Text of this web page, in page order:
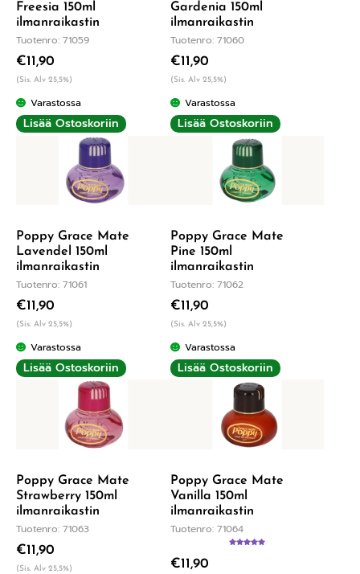
Freesia 150ml
ilmanraikastin
Tuotenro: 71059
€11,90
(Sis. Alv 25,5%)
Varastossa
Lisää Ostoskoriin
Gardenia 150ml
ilmanraikastin
Tuotenro: 71060
€11,90
(Sis. Alv 25,5%)
Varastossa
Lisää Ostoskoriin
Poppy Grace Mate
Lavendel 150ml
ilmanraikastin
Tuotenro: 71061
€11,90
(Sis. Alv 25,5%)
Varastossa
Lisää Ostoskoriin
Poppy Grace Mate
Pine 150ml
ilmanraikastin
Tuotenro: 71062
€11,90
(Sis. Alv 25,5%)
Varastossa
Lisää Ostoskoriin
Poppy Grace Mate
Strawberry 150ml
ilmanraikastin
Tuotenro: 71063
€11,90
(Sis. Alv 25,5%)
Poppy Grace Mate
Vanilla 150ml
ilmanraikastin
Tuotenro: 71064
€11,90